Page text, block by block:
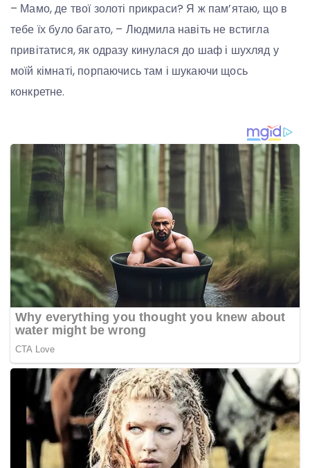
– Мамо, де твої золоті прикраси? Я ж пам’ятаю, що в
тебе їх було багато, – Людмила навіть не встигла
привітатися, як одразу кинулася до шаф і шухляд у
моїй кімнаті, порпаючись там і шукаючи щось
конкретне.